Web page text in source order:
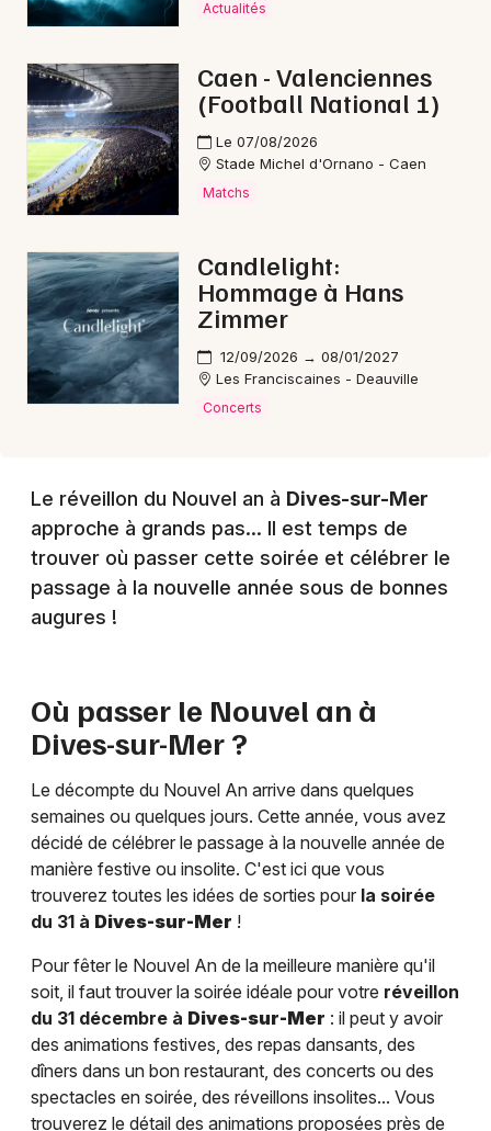
14 - Calvados
Mon email
Je m'abonne
Actualités
Caen - Valenciennes
(Football National 1)
Le 07/08/2026
Stade Michel d'Ornano - Caen
Matchs
Candlelight:
Hommage à Hans
Zimmer
12/09/2026 → 08/01/2027
Les Franciscaines - Deauville
Concerts
Le réveillon du Nouvel an à Dives-sur-Mer
approche à grands pas... Il est temps de
trouver où passer cette soirée et célébrer le
passage à la nouvelle année sous de bonnes
augures !
Où passer le Nouvel an à
Dives-sur-Mer ?
Le décompte du Nouvel An arrive dans quelques
semaines ou quelques jours. Cette année, vous avez
décidé de célébrer le passage à la nouvelle année de
manière festive ou insolite. C'est ici que vous
trouverez toutes les idées de sorties pour la soirée
du 31 à Dives-sur-Mer !
Pour fêter le Nouvel An de la meilleure manière qu'il
soit, il faut trouver la soirée idéale pour votre réveillon
du 31 décembre à Dives-sur-Mer : il peut y avoir
des animations festives, des repas dansants, des
dîners dans un bon restaurant, des concerts ou des
spectacles en soirée, des réveillons insolites... Vous
trouverez le détail des animations proposées près de